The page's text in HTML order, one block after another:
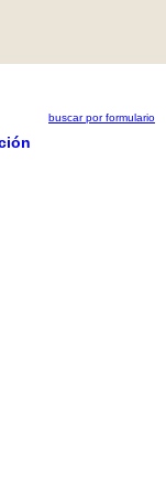
buscar por formulario